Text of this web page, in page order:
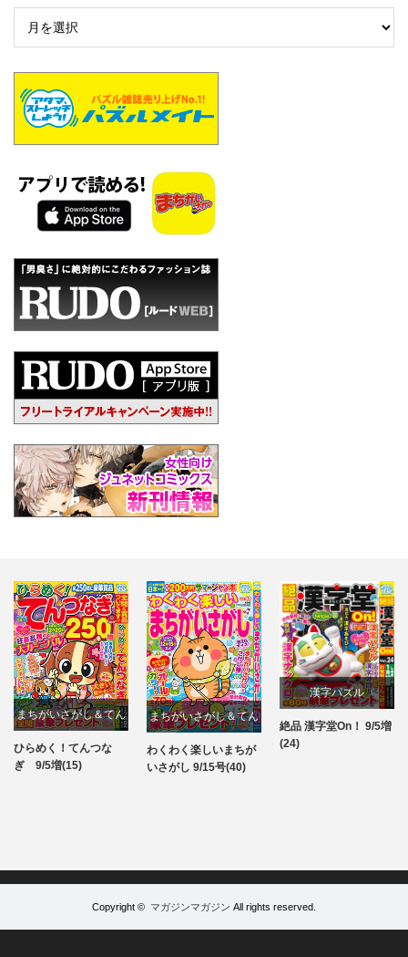
まちがいさがし＆てん
つなぎ
パズル
ひらめく！てんつな
ぎ 9/5増(15)
まちがいさがし＆てん
つなぎ
パズル
わくわく楽しいまちが
いさがし 9/15号(40)
漢字パズル
パズル
絶品 漢字堂On！ 9/5増
(24)
Copyright © マガジンマガジン All rights reserved.